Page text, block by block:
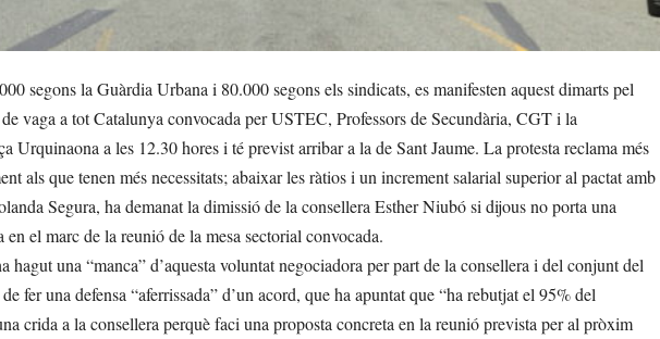
segons la Guàrdia Urbana i 80.000 segons els sindicats, es manifesten aquest dimarts pel
vaga a tot Catalunya convocada per USTEC, Professors de Secundària, CGT i la
Urquinaona a les 12.30 hores i té previst arribar a la de Sant Jaume. La protesta reclama més
als que tenen més necessitats; abaixar les ràtios i un increment salarial superior al pactat amb
Segura, ha demanat la dimissió de la consellera Esther Niubó si dijous no porta una
el marc de la reunió de la mesa sectorial convocada.
hagut una “manca” d’aquesta voluntat negociadora per part de la consellera i del conjunt del
fer una defensa “aferrissada” d’un acord, que ha apuntat que “ha rebutjat el 95% del
crida a la consellera perquè faci una proposta concreta en la reunió prevista per al pròxim